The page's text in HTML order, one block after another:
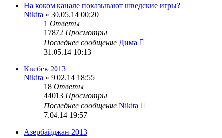
На коком канале показывают шведские игры?
Nikita » 30.05.14 00:20
1 Ответы
17872 Просмотры
Последнее сообщение Дима
31.05.14 10:13
Квебек 2013
Nikita » 9.02.14 18:55
18 Ответы
44013 Просмотры
Последнее сообщение Nikita
7.04.14 19:57
Азербайджан 2013